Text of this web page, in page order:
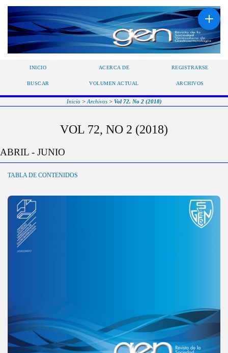
INICIO ACERCA DE REGISTRARSE
BUSCAR VOLUMEN ACTUAL ARCHIVOS
Inicio> Archivos> Vol 72, No 2 (2018)
VOL 72, NO 2 (2018)
ABRIL - JUNIO
TABLA DE CONTENIDOS